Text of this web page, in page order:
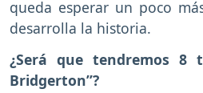
queda esperar un poco
desarrolla la historia.
¿Será que tendremos 8
Bridgerton”?